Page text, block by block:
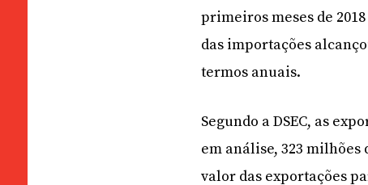
primeiros meses de
das importações
termos anuais.
Segundo a DSEC, as
em análise, 323 milhões
valor das exportações